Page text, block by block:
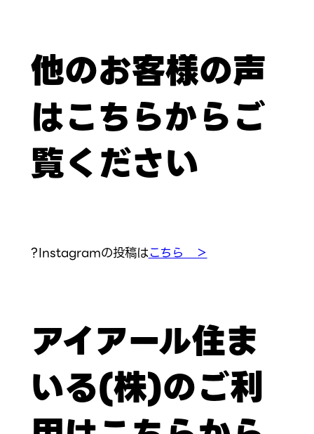
他のお客様の声
はこちらからご
覧ください
?Instagramの投稿はこちら ＞
アイアール住ま
いる(株)のご利